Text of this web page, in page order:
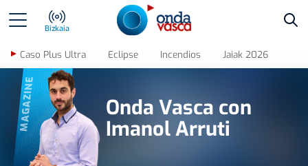
Bizkaia
Caso Plus Ultra Eclipse Incendios Jaiak 2026
MAGAZINE
Onda Vasca con
Imanol Arruti